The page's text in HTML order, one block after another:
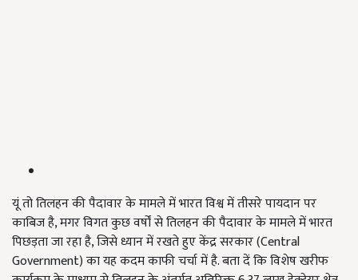
यूं तो तिलहन की पैदावार के मामले में भारत विश्व में तीसरे पायदान पर
काबिज है, मगर विगत कुछ वर्षों से तिलहन की पैदावार के मामले में भारत
पिछड़ता जा रहा है, जिसे ध्यान में रखते हुए केंद्र सरकार (Central
Government) का यह कदम काफी चर्चा में है. बता दें कि विशेष खरीफ